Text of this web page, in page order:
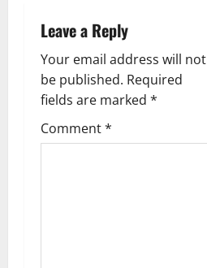
v
i
g
a
t
Leave a Reply
Your email address will not
be published. Required
fields are marked *
Comment*